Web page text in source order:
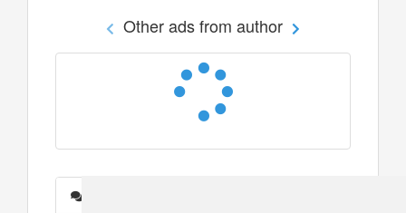
Other ads from author